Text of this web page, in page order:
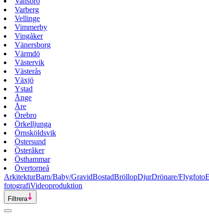
Varberg
Vellinge
Vimmerby
Vingåker
Vänersborg
Värmdö
Västervik
Västerås
Växjö
Ystad
Ånge
Åre
Örebro
Örkelljunga
Örnsköldsvik
Östersund
Österåker
Östhammar
Övertorneå
ArkitekturBarn/Baby/GravidBostadBröllopDjurDrönare/Flygfoto
fotografiVideoproduktion
Filtrera